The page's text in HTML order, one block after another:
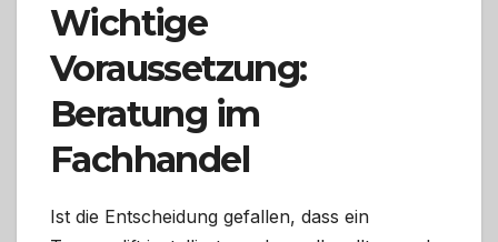
Wichtige
Voraussetzung:
Beratung im
Fachhandel
Ist die Entscheidung gefallen, dass ein